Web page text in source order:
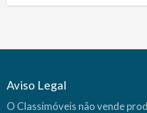
Aviso Legal
O Classimóveis não vende